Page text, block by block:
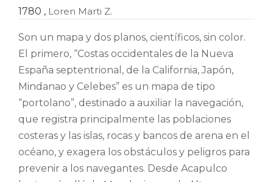
1780 , Loren Marti Z.
Son un mapa y dos planos, científicos, sin color.
El primero, “Costas occidentales de la Nueva
España septentrional, de la California, Japón,
Mindanao y Celebes” es un mapa de tipo
“portolano”, destinado a auxiliar la navegación,
que registra principalmente las poblaciones
costeras y las islas, rocas y bancos de arena en el
océano, y exagera los obstáculos y peligros para
prevenir a los navegantes. Desde Acapulco